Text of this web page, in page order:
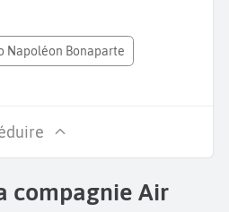
Napoléon Bonaparte
compagnie Air